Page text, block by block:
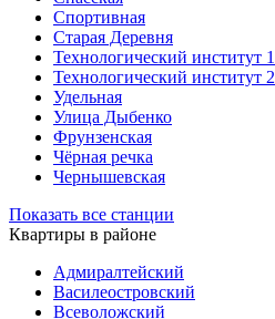
Спортивная
Старая Деревня
Технологический институт 1
Технологический институт 2
Удельная
Улица Дыбенко
Фрунзенская
Чёрная речка
Чернышевская
Показать все станции
Квартиры в районе
Адмиралтейский
Василеостровский
Всеволожский